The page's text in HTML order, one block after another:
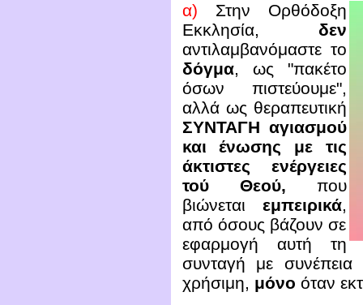
α)
Στην Ορθόδοξη
Εκκλησία, δεν
αντιλαμβανόμαστε το
δόγμα, ως "πακέτο
όσων πιστεύουμε",
αλλά ως θεραπευτική
ΣΥΝΤΑΓΗ αγιασμού
και ένωσης με τις
άκτιστες ενέργειες
τού Θεού, που
βιώνεται εμπειρικά,
από όσους βάζουν σε
εφαρμογή αυτή τη
συνταγή με
χρήσιμη, μόνο όταν